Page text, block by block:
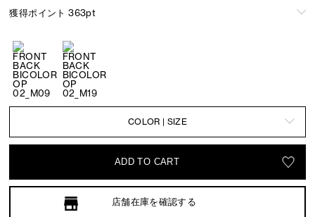
獲得ポイント 363pt
COLOR | SIZE
ADD TO CART
店舗在庫を確認する